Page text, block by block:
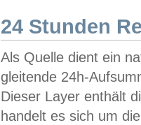
24 Stunden
Als Quelle dient ein
gleitende 24h-
Dieser Layer enthält
handelt es sich um